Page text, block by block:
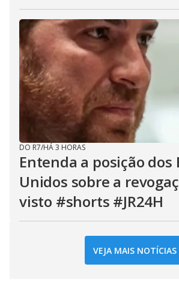
DO R7/HÁ 3 HORAS
Entenda a posição dos
Unidos sobre a
visto #shorts #JR24H
VEJA MAIS NOTÍCIAS